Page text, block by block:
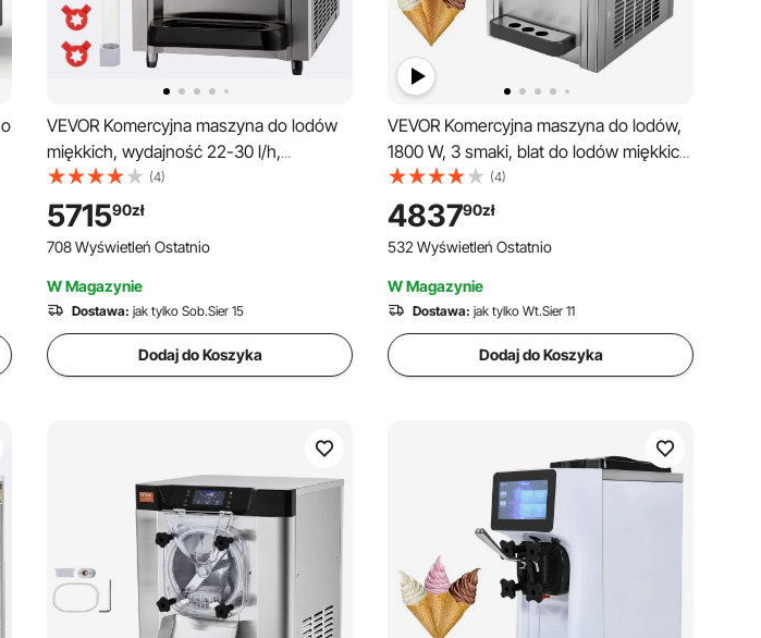
VEVOR Komercyjna maszyna do lodów
miękkich, wydajność 22-30 l/h,
profesjonalna maszyna do lodów z
wyświetlaczem LCD, 3 smaki, zasobnik
ze stali nierdzewnej, konstrukcja
biurkowa do zastosowań
gastronomicznych i komercyjnych
(4)
571590zł
708 Wyświetleń Ostatnio
W Magazynie
Dostawa: jak tylko Sob.Sier 15
Dodaj do Koszyka
VEVOR Komercyjna maszyna do lodów,
1800 W, 3 smaki, blat do lodów miękkich,
2 zasobniki po 4 l, 2 cylindry po 1,8 l,
ekran LCD, automatyczne czyszczenie,
wstępne chłodzenie
(4)
483790zł
532 Wyświetleń Ostatnio
W Magazynie
Dostawa: jak tylko Wt.Sier 11
Dodaj do Koszyka